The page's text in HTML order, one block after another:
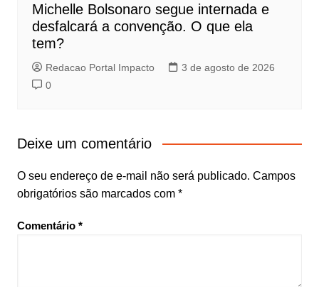
Michelle Bolsonaro segue internada e
desfalcará a convenção. O que ela
tem?
Redacao Portal Impacto
3 de agosto de 2026
0
Deixe um comentário
O seu endereço de e-mail não será publicado. Campos
obrigatórios são marcados com *
Comentário *